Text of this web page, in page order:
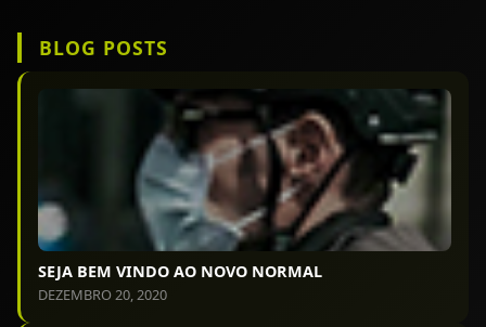
BLOG POSTS
SEJA BEM VINDO AO NOVO NORMAL
DEZEMBRO 20, 2020